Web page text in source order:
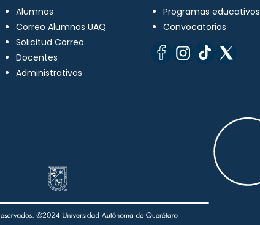
Alumnos
Correo Alumnos UAQ
Solicitud Correo
Docentes
Administrativos
Programas educativos
Convocatorias